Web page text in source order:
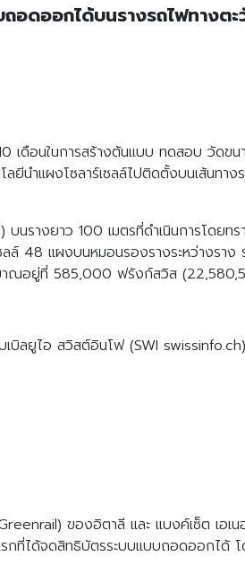
อดออกได้บนรางรถไฟทางต
เดือนในการสร้างต้นแบบ ทดสอบ วัดขน
ยีนำแผงโซลาร์เซลล์ไปติดตั้งบนเส้นทา
รางยาว 100 เมตรที่ดำเนินการโดยทร
ล์ 48 แผงบนหมอนรองรางระหว่างราง
มาณอยู่ที่ 585,000 ฟรังก์สวิส
บิลยูไอ สวิสต์อินโฟ (SWI swissinfo.ch)
ของอิตาลี และ แบงค์เซ็ต เอเ
กที่ได้จดสิทธิบัตรระบบแบบถอดออกได้